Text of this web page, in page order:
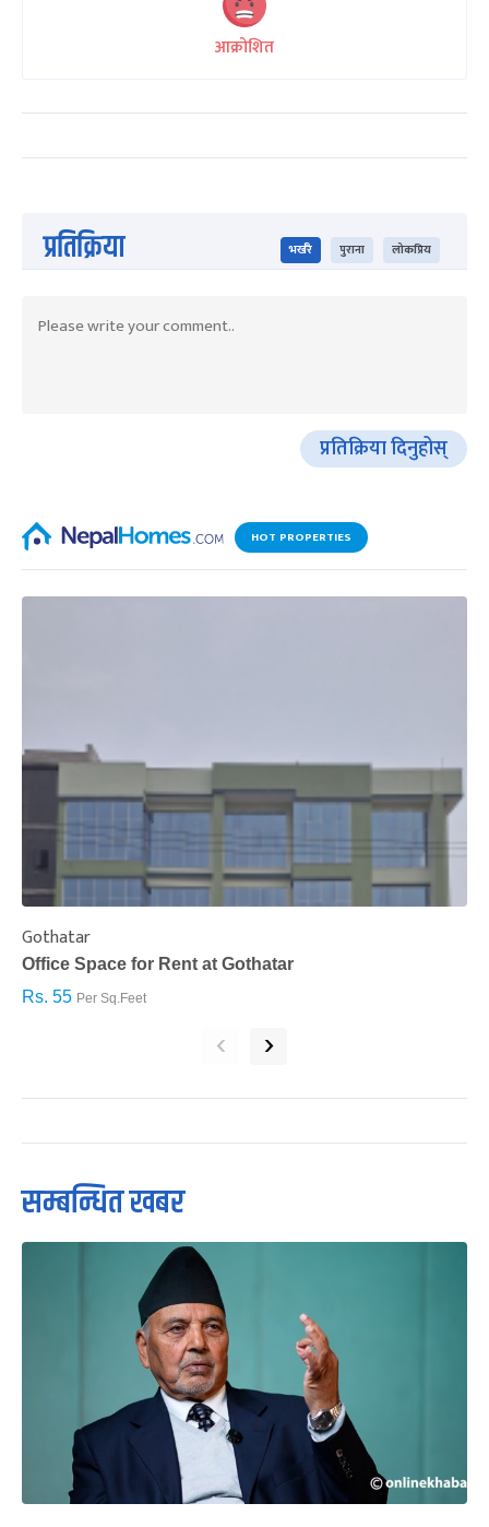
आक्रोशित
प्रतिक्रिया भर्खरै पुराना लोकप्रिय
प्रतिक्रिया दिनुहोस्
HOT PROPERTIES
Gothatar
Office Space for Rent at Gothatar
Rs. 55 Per Sq.Feet
‹ ›
सम्बन्धित खबर